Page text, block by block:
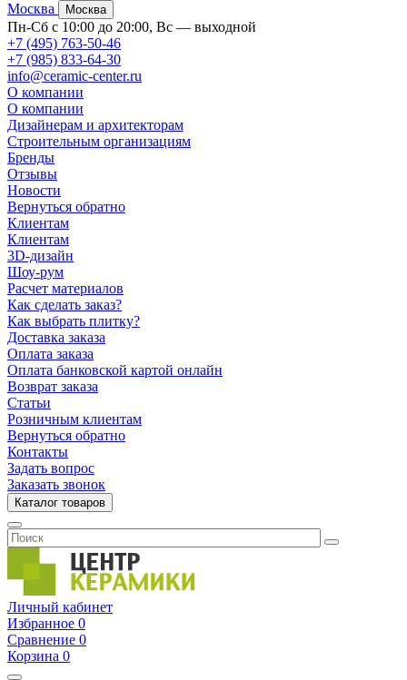
Москва
Москва
Пн-Сб с 10:00 до 20:00, Вс — выходной
+7 (495) 763-50-46
+7 (985) 833-64-30
info@ceramic-center.ru
О компании
О компании
Дизайнерам и архитекторам
Строительным организациям
Бренды
Отзывы
Новости
Вернуться обратно
Клиентам
Клиентам
3D-дизайн
Шоу-рум
Расчет материалов
Как сделать заказ?
Как выбрать плитку?
Доставка заказа
Оплата заказа
Оплата банковской картой онлайн
Возврат заказа
Статьи
Розничным клиентам
Вернуться обратно
Контакты
Задать вопрос
Заказать звонок
Каталог товаров
Личный кабинет
Избранное 0
Сравнение 0
Корзина 0